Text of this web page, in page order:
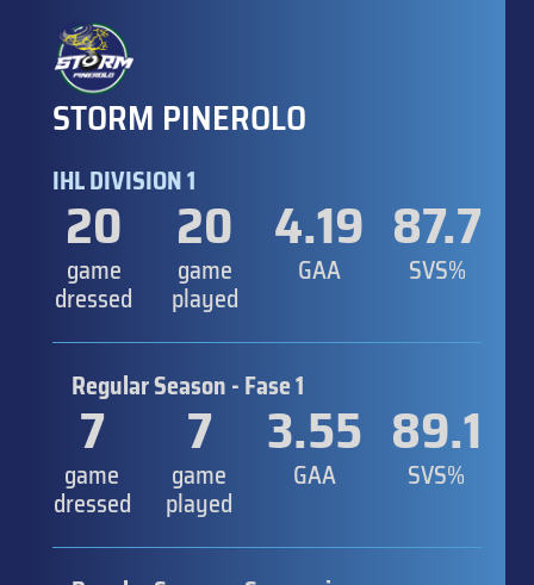
STORM PINEROLO
IHL DIVISION 1
20
game
dressed
20
game
played
4.19
GAA
87.7
SVS%
Regular Season - Fase 1
7
game
dressed
7
game
played
3.55
GAA
89.1
SVS%